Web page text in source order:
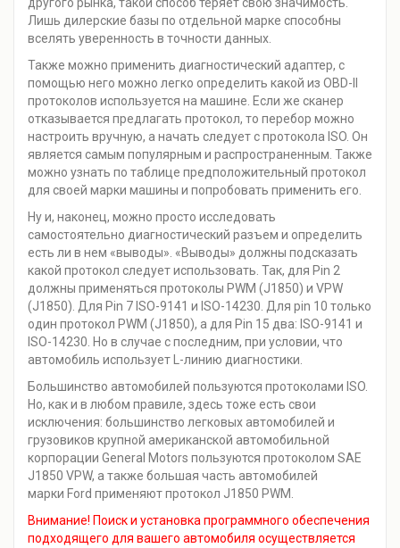
другого рынка, такой способ теряет свою значимость.
Лишь дилерские базы по отдельной марке способны
вселять уверенность в точности данных.
Также можно применить диагностический адаптер, с
помощью него можно легко определить какой из OBD-II
протоколов используется на машине. Если же сканер
отказывается предлагать протокол, то перебор можно
настроить вручную, а начать следует с протокола ISO. Он
является самым популярным и распространенным. Также
можно узнать по таблице предположительный протокол
для своей марки машины и попробовать применить его.
Ну и, наконец, можно просто исследовать
самостоятельно диагностический разъем и определить
есть ли в нем «выводы». «Выводы» должны подсказать
какой протокол следует использовать. Так, для Pin 2
должны применяться протоколы PWM (J1850) и VPW
(J1850). Для Pin 7 ISO-9141 и ISO-14230. Для pin 10 только
один протокол PWM (J1850), а для Pin 15 два: ISO-9141 и
ISO-14230. Но в случае с последним, при условии, что
автомобиль использует L-линию диагностики.
Большинство автомобилей пользуются протоколами ISO.
Но, как и в любом правиле, здесь тоже есть свои
исключения: большинство легковых автомобилей и
грузовиков крупной американской автомобильной
корпорации General Motors пользуются протоколом SAE
J1850 VPW, а также большая часть автомобилей
марки Ford применяют протокол J1850 PWM.
Внимание! Поиск и установка программного обеспечения
подходящего для вашего автомобиля осуществляется